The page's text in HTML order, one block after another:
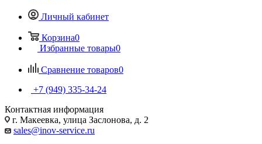
Личный кабинет
Корзина0
Избранные товары0
Сравнение товаров0
+7 (949) 335-34-24
Контактная информация
г. Макеевка, улица Заслонова, д. 2
sales@inov-service.ru